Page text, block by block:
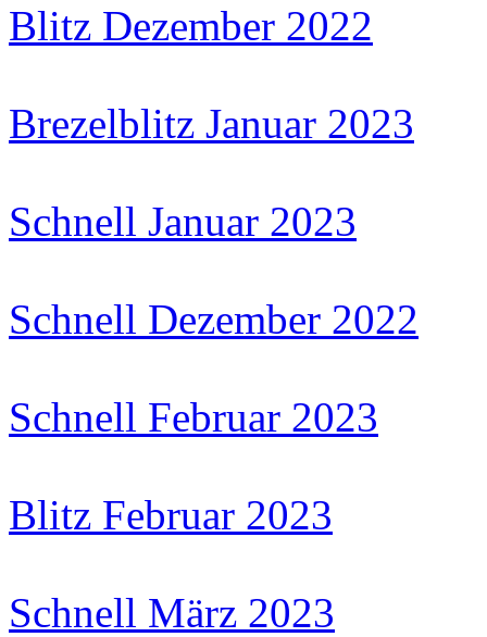
Blitz Dezember 2022
Brezelblitz Januar 2023
Schnell Januar 2023
Schnell Dezember 2022
Schnell Februar 2023
Blitz Februar 2023
Schnell März 2023